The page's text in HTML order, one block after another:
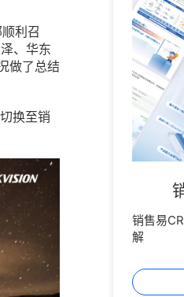
利召
、华东
做了总结
换至销
销售易
解